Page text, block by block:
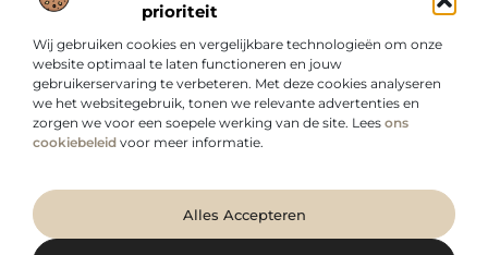
prioriteit
Wij gebruiken cookies en vergelijkbare technologieën om onze
website optimaal te laten functioneren en jouw
gebruikerservaring te verbeteren. Met deze cookies analyseren
we het websitegebruik, tonen we relevante advertenties en
zorgen we voor een soepele werking van de site. Lees ons
cookiebeleid voor meer informatie.
Alles Accepteren
Voor wie meer uit het dagelijks leven wil halen.
Van inspirerende inzichten tot bruikbare tips – laat je verrassen door een
@2025 All Right Reserved. Design bywww.duurzaamzakelijk.nl.